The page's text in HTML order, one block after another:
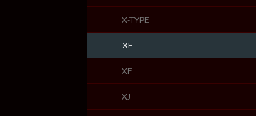
X-TYPE
XE
XF
XJ